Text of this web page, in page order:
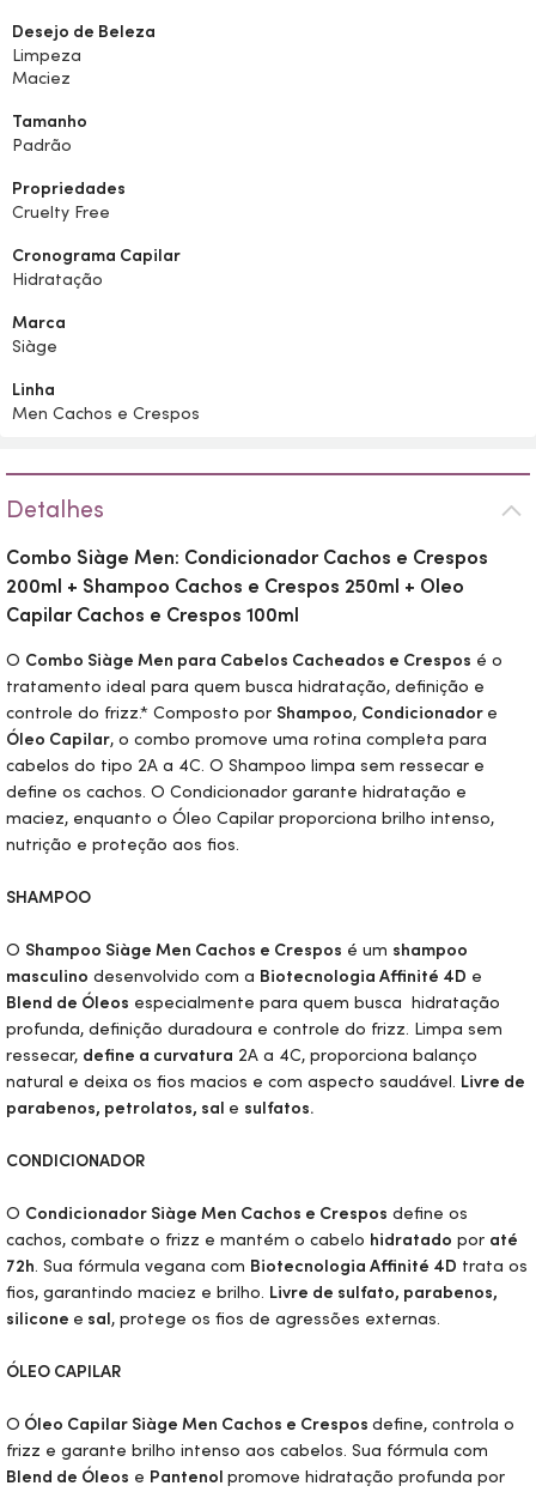
Desejo de Beleza
Limpeza
Maciez
Tamanho
Padrão
Propriedades
Cruelty Free
Cronograma Capilar
Hidratação
Marca
Siàge
Linha
Men Cachos e Crespos
Detalhes
Combo Siàge Men: Condicionador Cachos e Crespos
200ml + Shampoo Cachos e Crespos 250ml + Oleo
Capilar Cachos e Crespos 100ml
O Combo Siàge Men para Cabelos Cacheados e Crespos é o
tratamento ideal para quem busca hidratação, definição e
controle do frizz.* Composto por Shampoo, Condicionador e
Óleo Capilar, o combo promove uma rotina completa para
cabelos do tipo 2A a 4C. O Shampoo limpa sem ressecar e
define os cachos. O Condicionador garante hidratação e
maciez, enquanto o Óleo Capilar proporciona brilho intenso,
nutrição e proteção aos fios.
SHAMPOO
O Shampoo Siàge Men Cachos e Crespos é um shampoo
masculino desenvolvido com a Biotecnologia Affinité 4D e
Blend de Óleos especialmente para quem busca hidratação
profunda, definição duradoura e controle do frizz. Limpa sem
ressecar, define a curvatura 2A a 4C, proporciona balanço
natural e deixa os fios macios e com aspecto saudável. Livre de
parabenos, petrolatos, sal e sulfatos.
CONDICIONADOR
O Condicionador Siàge Men Cachos e Crespos define os
cachos, combate o frizz e mantém o cabelo hidratado por até
72h. Sua fórmula vegana com Biotecnologia Affinité 4D trata os
fios, garantindo maciez e brilho. Livre de sulfato, parabenos,
silicone e sal, protege os fios de agressões externas.
ÓLEO CAPILAR
O Óleo Capilar Siàge Men Cachos e Crespos define, controla o
frizz e garante brilho intenso aos cabelos. Sua fórmula com
Blend de Óleos e Pantenol promove hidratação profunda por